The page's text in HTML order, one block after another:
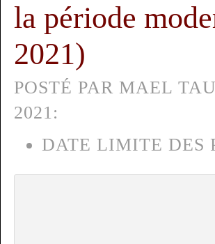
la période
2021)
POSTÉ PAR MAEL
2021:
DATE LIMITE DES